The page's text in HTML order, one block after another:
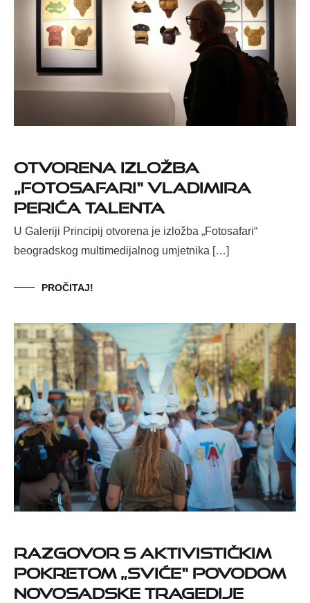
Otvorena izložba
„Fotosafari“ Vladimira
Perića Talenta
U Galeriji Principij otvorena je izložba „Fotosafari“
beogradskog multimedijalnog umjetnika […]
PROČITAJ!
Razgovor s aktivističkim
pokretom „SviĆe“ povodom
novosadske tragedije